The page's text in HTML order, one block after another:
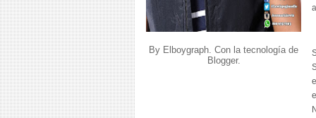
By Elboygraph. Con la tecnología de
Blogger.